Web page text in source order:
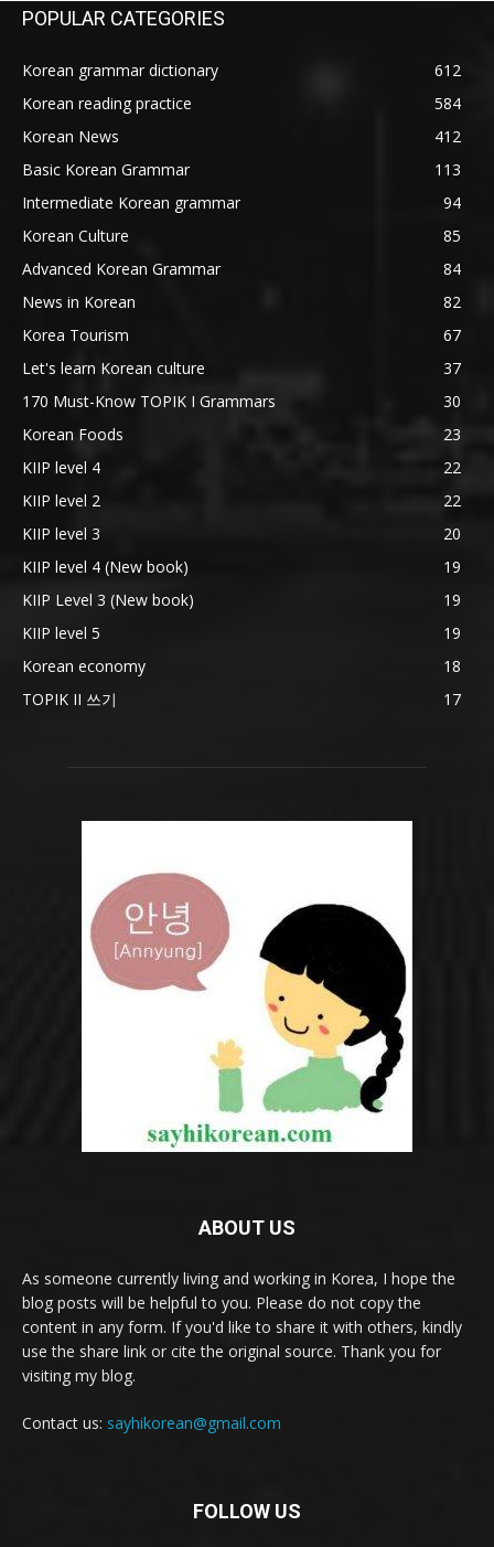
POPULAR CATEGORIES
Korean grammar dictionary
612
Korean reading practice
584
Korean News
412
Basic Korean Grammar
113
Intermediate Korean grammar
94
Korean Culture
85
Advanced Korean Grammar
84
News in Korean
82
Korea Tourism
67
Let's learn Korean culture
37
170 Must-Know TOPIK I Grammars
30
Korean Foods
23
KIIP level 4
22
KIIP level 2
22
KIIP level 3
20
KIIP level 4 (New book)
19
KIIP Level 3 (New book)
19
KIIP level 5
19
Korean economy
18
TOPIK II 쓰기
17
ABOUT US
As someone currently living and working in Korea, I hope the
blog posts will be helpful to you. Please do not copy the
content in any form. If you'd like to share it with others, kindly
use the share link or cite the original source. Thank you for
visiting my blog.
Contact us: sayhikorean@gmail.com
FOLLOW US